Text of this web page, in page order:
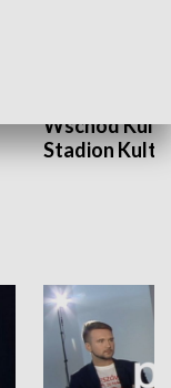
Wschód
Stadion